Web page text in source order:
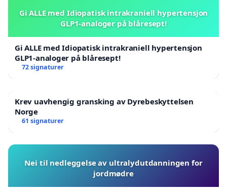
Gi ALLE med Idiopatisk intrakraniell hypertensjon
GLP1-analoger på blåresept!
Gi ALLE med Idiopatisk intrakraniell hypertensjon
GLP1-analoger på blåresept!
72 signaturer
Krev uavhengig gransking av Dyrebeskyttelsen
Norge
61 signaturer
Nei til nedleggelse av ultralydutdanningen for
jordmødre